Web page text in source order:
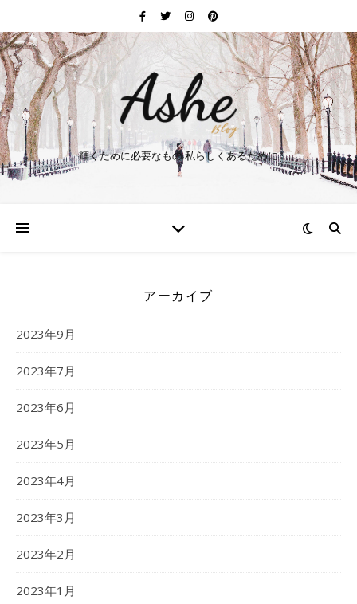
輝くために必要なもの 私らしくあるために
アーカイブ
2023年9月
2023年7月
2023年6月
2023年5月
2023年4月
2023年3月
2023年2月
2023年1月